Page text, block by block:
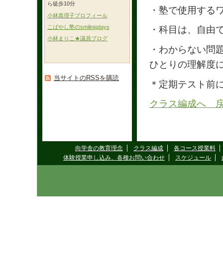
・塾で使用する
・科目は、自由
・わからない問
ひとりの理解度
＊定期テスト前
クラス編成へ
ら徒歩10分
小林真理子プロフィール
こばやし塾のsmilinigdays
小林まりこ★議員ブログ
当サイトのRSSを購読
向学舎の教育理念 クラス編成
各コース授業料
体験授業申し込み、各種お問い合わせ
スケジュール